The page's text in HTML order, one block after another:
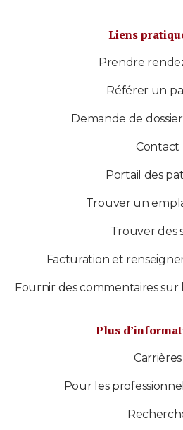
Liens
Prendre
Référer un
Demande de
Contact
Portail des
Trouver un
Trouver des
Facturation et
Fournir des commentaires sur
Plus
Carrières
Pour les